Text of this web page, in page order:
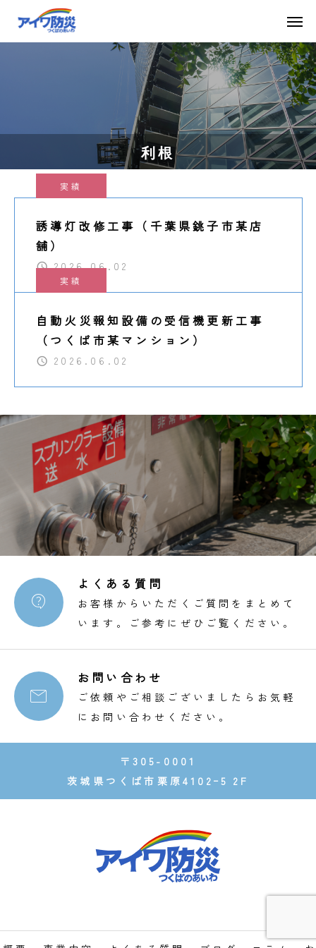
利根
実績
誘導灯改修工事（千葉県銚子市某店
舗）
2026.06.02
実績
自動火災報知設備の受信機更新工事
（つくば市某マンション）
2026.06.02

よくある質問
お客様からいただくご質問をまとめて
います。ご参考にぜひご覧ください。

お問い合わせ
ご依頼やご相談ございましたらお気軽
にお問い合わせください。
〒305-0001
茨城県つくば市栗原4102ｰ5 2F